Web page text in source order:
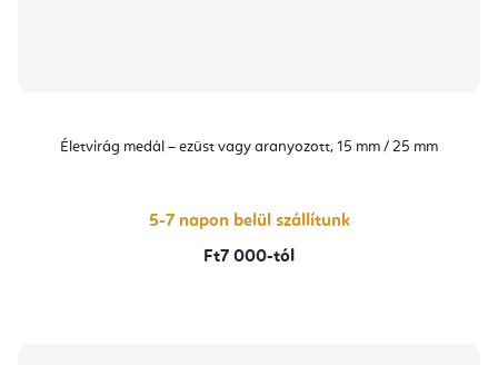
Életvirág medál – ezüst vagy aranyozott, 15 mm / 25 mm
5-7 napon belül szállítunk
Ft7 000-tól